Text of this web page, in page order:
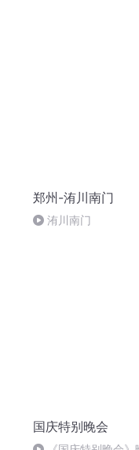
郑州-洧川南门
洧川南门
国庆特别晚会